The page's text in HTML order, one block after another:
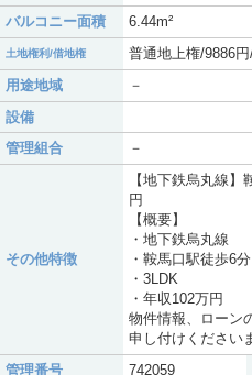
バルコニー面積
6.44m²
土地権利/借地権
普通地上権/9886円
用途地域
－
設備
管理組合
－
その他特徴
【地下鉄烏丸線
円
【概要】
・地下鉄烏丸線
・鞍馬口駅徒歩6分
・3LDK
・年収102万円
物件情報、ローン
申し付けください
管理番号
742059